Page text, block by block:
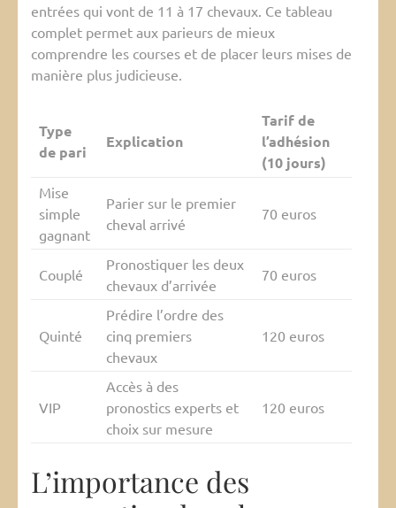
entrées qui vont de 11 à 17 chevaux. Ce tableau
complet permet aux parieurs de mieux
comprendre les courses et de placer leurs mises de
manière plus judicieuse.
Type
de pari
Explication
Tarif de
l’adhésion
(10 jours)
Mise
simple
gagnant
Parier sur le premier
cheval arrivé
70 euros
Couplé
Pronostiquer les deux
chevaux d’arrivée
70 euros
Quinté
Prédire l’ordre des
cinq premiers
chevaux
120 euros
VIP
Accès à des
pronostics experts et
choix sur mesure
120 euros
L’importance des